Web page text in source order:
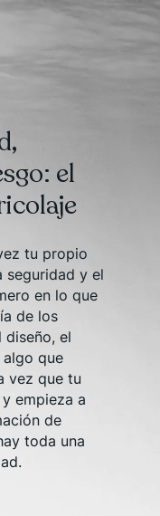
el
tu propio
seguridad y el
en lo que
de los
diseño, el
que
vez que tu
empieza a
de
toda una